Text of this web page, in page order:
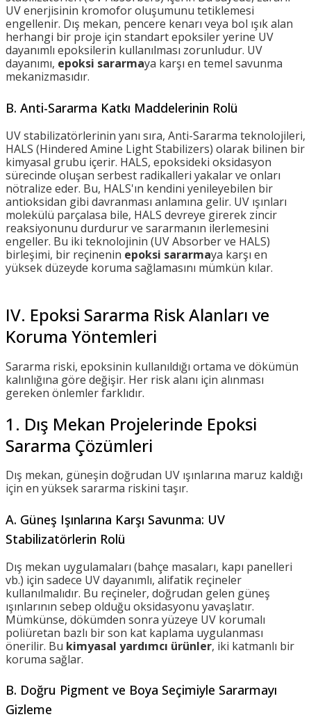
UV enerjisinin kromofor oluşumunu tetiklemesi
engellenir. Dış mekan, pencere kenarı veya bol ışık alan
herhangi bir proje için standart epoksiler yerine UV
dayanımlı epoksilerin kullanılması zorunludur. UV
dayanımı, epoksi sararmaya karşı en temel savunma
mekanizmasıdır.
B. Anti-Sararma Katkı Maddelerinin Rolü
UV stabilizatörlerinin yanı sıra, Anti-Sararma teknolojileri,
HALS (Hindered Amine Light Stabilizers) olarak bilinen bir
kimyasal grubu içerir. HALS, epoksideki oksidasyon
sürecinde oluşan serbest radikalleri yakalar ve onları
nötralize eder. Bu, HALS'ın kendini yenileyebilen bir
antioksidan gibi davranması anlamına gelir. UV ışınları
molekülü parçalasa bile, HALS devreye girerek zincir
reaksiyonunu durdurur ve sararmanın ilerlemesini
engeller. Bu iki teknolojinin (UV Absorber ve HALS)
birleşimi, bir reçinenin epoksi sararmaya karşı en
yüksek düzeyde koruma sağlamasını mümkün kılar.
IV. Epoksi Sararma Risk Alanları ve
Koruma Yöntemleri
Sararma riski, epoksinin kullanıldığı ortama ve dökümün
kalınlığına göre değişir. Her risk alanı için alınması
gereken önlemler farklıdır.
1. Dış Mekan Projelerinde Epoksi
Sararma Çözümleri
Dış mekan, güneşin doğrudan UV ışınlarına maruz kaldığı
için en yüksek sararma riskini taşır.
A. Güneş Işınlarına Karşı Savunma: UV
Stabilizatörlerin Rolü
Dış mekan uygulamaları (bahçe masaları, kapı panelleri
vb.) için sadece UV dayanımlı, alifatik reçineler
kullanılmalıdır. Bu reçineler, doğrudan gelen güneş
ışınlarının sebep olduğu oksidasyonu yavaşlatır.
Mümkünse, dökümden sonra yüzeye UV korumalı
poliüretan bazlı bir son kat kaplama uygulanması
önerilir. Bu kimyasal yardımcı ürünler, iki katmanlı bir
koruma sağlar.
B. Doğru Pigment ve Boya Seçimiyle Sararmayı
Gizleme